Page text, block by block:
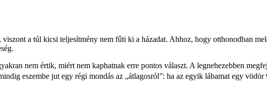
a túl kicsi teljesítmény nem fűti ki a házadat. Ahhoz, hogy otthonodban
nem értik, miért nem kaphatnak erre pontos választ. A legnehezebben
eszembe jut egy régi mondás az „átlagosról”: ha az egyik lábamat egy